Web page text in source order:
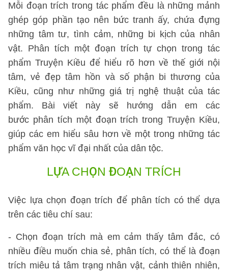
Mỗi đoạn trích trong tác phẩm đều là những mảnh
ghép góp phần tạo nên bức tranh ấy, chứa đựng
những tâm tư, tình cảm, những bi kịch của nhân
vật. Phân tích một đoạn trích tự chọn trong tác
phẩm Truyện Kiều để hiểu rõ hơn về thế giới nội
tâm, vẻ đẹp tâm hồn và số phận bi thương của
Kiều, cũng như những giá trị nghệ thuật của tác
phẩm. Bài viết này sẽ hướng dẫn em các
bước phân tích một đoạn trích trong Truyện Kiều,
giúp các em hiểu sâu hơn về một trong những tác
phẩm văn học vĩ đại nhất của dân tộc.
LỰA CHỌN ĐOẠN TRÍCH
Việc lựa chọn đoạn trích để phân tích có thể dựa
trên các tiêu chí sau:
- Chọn đoạn trích mà em cảm thấy tâm đắc, có
nhiều điều muốn chia sẻ, phân tích, có thể là đoạn
trích miêu tả tâm trạng nhân vật, cảnh thiên nhiên,